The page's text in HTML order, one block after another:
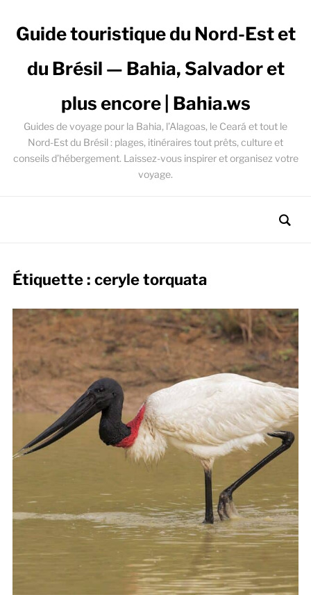
Guide touristique du Nord-Est et
du Brésil — Bahia, Salvador et
plus encore | Bahia.ws
Guides de voyage pour la Bahia, l’Alagoas, le Ceará et tout le
Nord-Est du Brésil : plages, itinéraires tout prêts, culture et
conseils d’hébergement. Laissez-vous inspirer et organisez votre
voyage.
Étiquette : ceryle torquata